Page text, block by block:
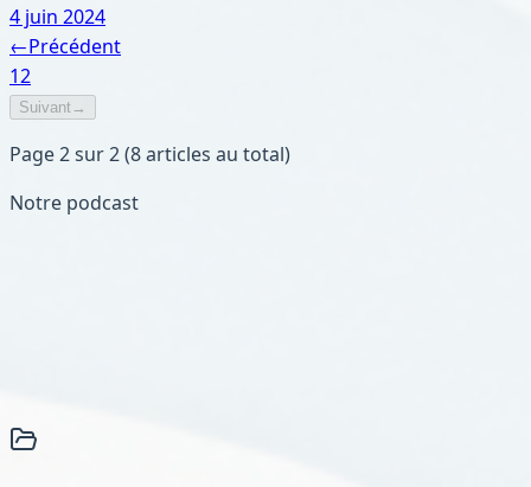
4 juin 2024
←Précédent
12
Suivant →
Page2sur2(8articles au total)
Notre podcast